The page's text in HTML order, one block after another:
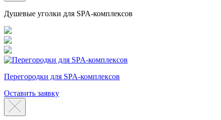
Душевые уголки для SPA-комплексов
Перегородки для SPA-комплексов
Оставить заявку